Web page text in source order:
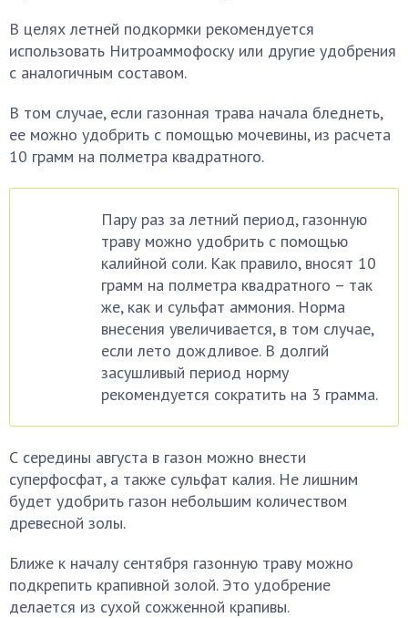
В целях летней подкормки рекомендуется
использовать Нитроаммофоску или другие удобрения
с аналогичным составом.
В том случае, если газонная трава начала бледнеть,
ее можно удобрить с помощью мочевины, из расчета
10 грамм на полметра квадратного.
Пару раз за летний период, газонную
траву можно удобрить с помощью
калийной соли. Как правило, вносят 10
грамм на полметра квадратного – так
же, как и сульфат аммония. Норма
внесения увеличивается, в том случае,
если лето дождливое. В долгий
засушливый период норму
рекомендуется сократить на 3 грамма.
С середины августа в газон можно внести
суперфосфат, а также сульфат калия. Не лишним
будет удобрить газон небольшим количеством
древесной золы.
Ближе к началу сентября газонную траву можно
подкрепить крапивной золой. Это удобрение
делается из сухой сожженной крапивы.